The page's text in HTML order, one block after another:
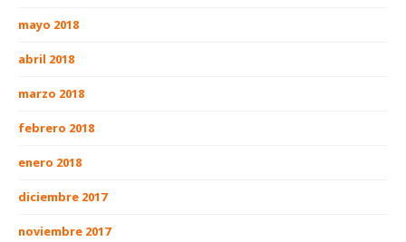
mayo 2018
abril 2018
marzo 2018
febrero 2018
enero 2018
diciembre 2017
noviembre 2017